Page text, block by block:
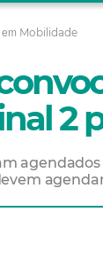
Mobilidade
2